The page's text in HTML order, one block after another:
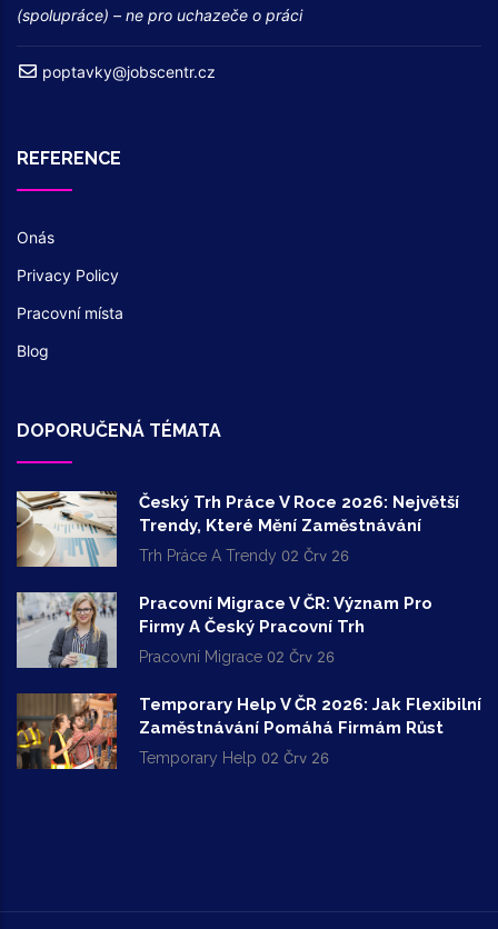
(spolupráce) – ne pro uchazeče o práci
poptavky@jobscentr.cz
REFERENCE
Onás
Privacy Policy
Pracovní místa
Blog
DOPORUČENÁ TÉMATA
Český Trh Práce V Roce 2026: Největší
Trendy, Které Mění Zaměstnávání
Trh Práce A Trendy 02 Črv 26
Pracovní Migrace V ČR: Význam Pro
Firmy A Český Pracovní Trh
Pracovní Migrace 02 Črv 26
Temporary Help V ČR 2026: Jak Flexibilní
Zaměstnávání Pomáhá Firmám Růst
Temporary Help 02 Črv 26